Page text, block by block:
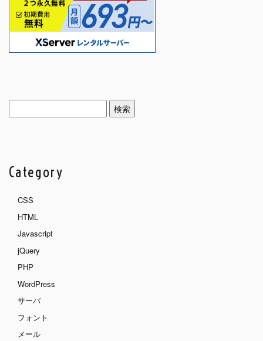
索:
Category
CSS
HTML
Javascript
jQuery
PHP
WordPress
サーバ
フォント
メール